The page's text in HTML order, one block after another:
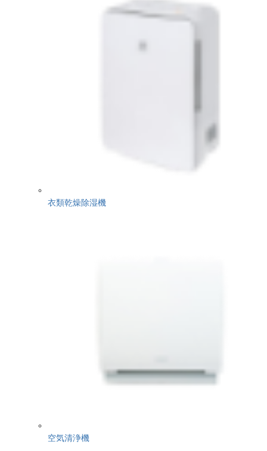
衣類乾燥除湿機
空気清浄機